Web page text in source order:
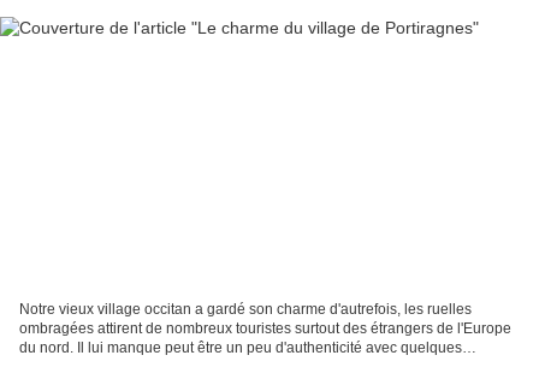
Notre vieux village occitan a gardé son charme d'autrefois, les ruelles
ombragées attirent de nombreux touristes surtout des étrangers de l'Europe
du nord. Il lui manque peut être un peu d'authenticité avec quelques